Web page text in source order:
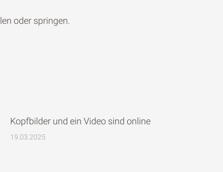
oder springen.
Kopfbilder und ein Video sind online
19.03.2025